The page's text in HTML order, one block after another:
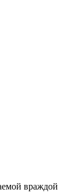
враждой